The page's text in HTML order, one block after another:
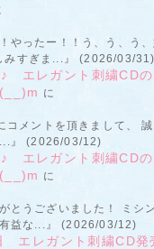
やったー！！う、う、う
すぎま...』 (2026/03/31)
エレガント刺繍CDの
に
コメントを頂きまして、
』 (2026/03/12)
エレガント刺繍CDの
に
とうございました！ ミシ
益な...』 (2026/03/12)
エレガント刺繍CD発